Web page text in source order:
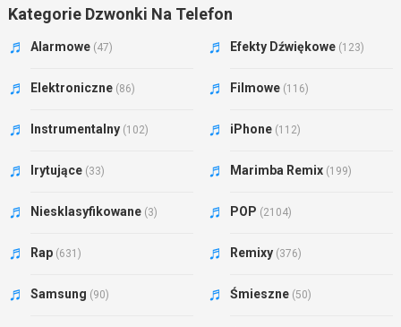
Kategorie Dzwonki Na Telefon
Alarmowe (47) Efekty Dźwiękowe (123)
Elektroniczne (86) Filmowe (116)
Instrumentalny (102) iPhone (112)
Irytujące (33) Marimba Remix (199)
Niesklasyfikowane (3) POP (2104)
Rap (631) Remixy (376)
Samsung (90) Śmieszne (50)